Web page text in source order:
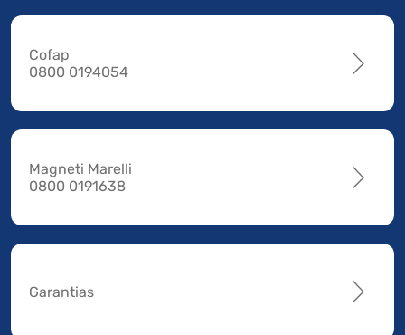
Cofap
0800 0194054
Magneti Marelli
0800 0191638
Garantias